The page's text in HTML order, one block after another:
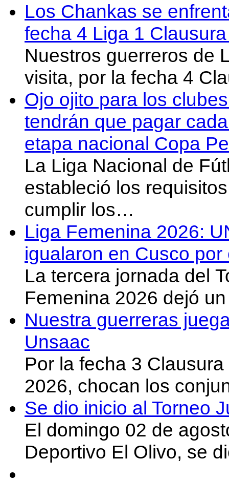
Los Chankas se
fecha 4 Liga 1
Nuestros guerreros de
visita, por la fecha 4
Ojo ojito para los
tendrán que pagar
etapa nacional Copa
La Liga Nacional de
estableció los
cumplir los…
Liga Femenina 2026:
igualaron en Cusco
La tercera jornada del
Femenina 2026 dejó
Nuestra guerreras
Unsaac
Por la fecha 3
2026, chocan los
Se dio inicio al Torneo
El domingo 02 de
Deportivo El Olivo, se